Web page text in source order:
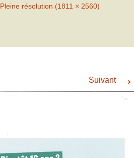
Pleine résolution (1811 × 2560)
Suivant →